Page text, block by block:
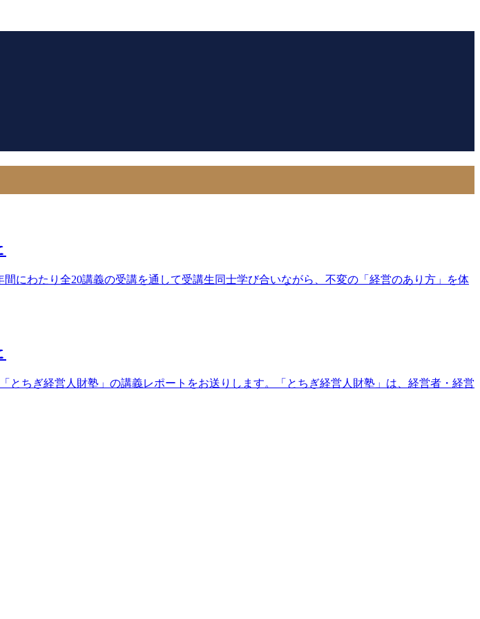
にわたり全20講義の受講を通して受講生同士学び合いながら、不変の「経営のあり方」を体
ちぎ経営人財塾」の講義レポートをお送りします。「とちぎ経営人財塾」は、経営者・経営